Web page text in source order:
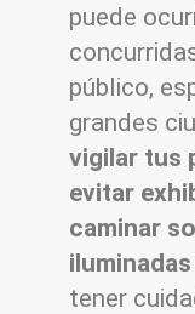
puede
público,
grandes
vigilar tus
evitar
caminar
tener